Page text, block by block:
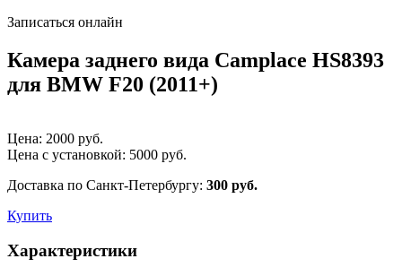
Записаться онлайн
Камера заднего вида Camplace HS8393
для BMW F20 (2011+)
Цена: 2000 руб.
Цена с установкой: 5000 руб.
Доставка по Санкт-Петербургу: 300 руб.
Купить
Характеристики